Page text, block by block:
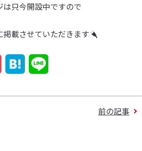
只今開設中ですので
載させていただきます
前の記事